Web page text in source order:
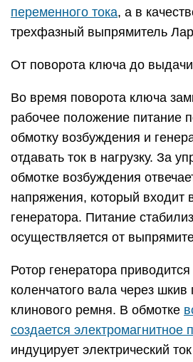
переменного тока, а в
трехфазный выпрямитель
От поворота ключа до
Во время поворота ключа
рабочее положение питание
обмотку возбуждения и
отдавать ток в нагрузку. За
обмотке возбуждения
напряжения, который входит
генератора. Питание
осуществляется от
Ротор генератора
коленчатого вала через шкив
клинового ремня. В обмотке
создается электромагнитное
индуцирует электрический